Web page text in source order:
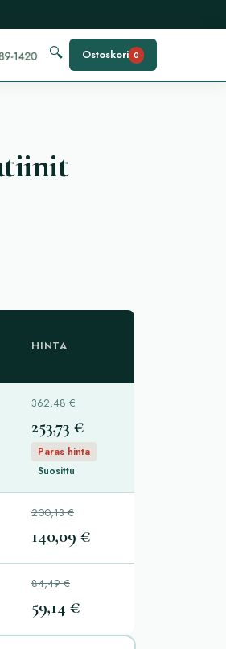
🔍 Ostoskori 0
HINTA
362,48 €
253,73 €
Paras hinta
Suosittu
200,13 €
140,09 €
84,49 €
59,14 €